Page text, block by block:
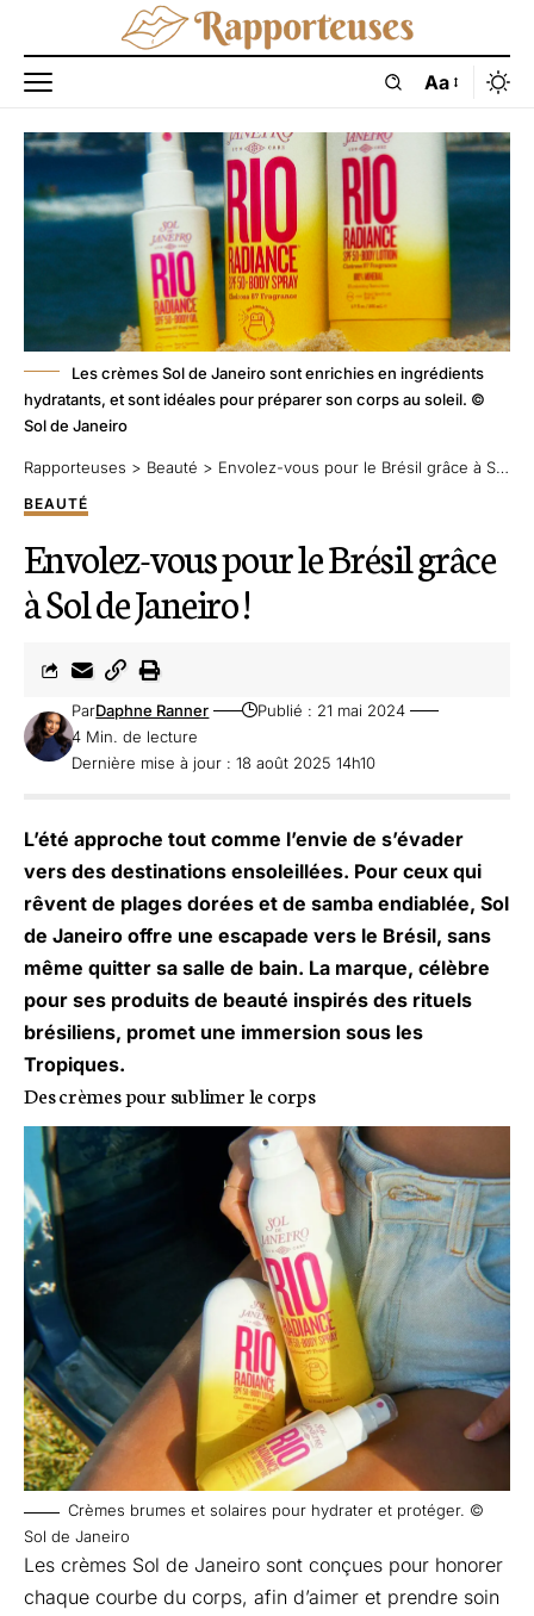
Aa
Les crèmes Sol de Janeiro sont enrichies en ingrédients
hydratants, et sont idéales pour préparer son corps au soleil. ©
Sol de Janeiro
Rapporteuses > Beauté > Envolez-vous pour le Brésil grâce à Sol de Janeiro !
BEAUTÉ
Envolez-vous pour le Brésil grâce
à Sol de Janeiro !
Dernière mise à jour : 18 août 2025 14h10
ParDaphne Ranner
Publié : 21 mai 2024
4 Min. de lecture
L’été approche tout comme l’envie de s’évader
vers des destinations ensoleillées. Pour ceux qui
rêvent de plages dorées et de samba endiablée, Sol
de Janeiro offre une escapade vers le Brésil, sans
même quitter sa salle de bain. La marque, célèbre
pour ses produits de beauté inspirés des rituels
brésiliens, promet une immersion sous les
Tropiques.
Des crèmes pour sublimer le corps
Crèmes brumes et solaires pour hydrater et protéger. ©
Sol de Janeiro
Les crèmes Sol de Janeiro sont conçues pour honorer
chaque courbe du corps, afin d’aimer et prendre soin